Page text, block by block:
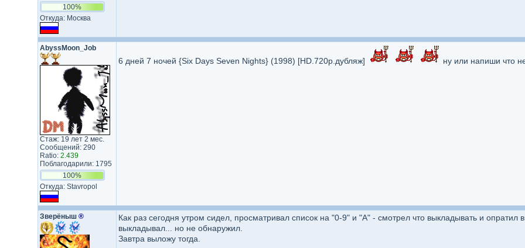
100%
Откуда: Москва
AbyssMoon_Job
Стаж: 19 лет 2 мес.
Сообщений: 290
Ratio: 2.439
Поблагодарили: 1795
100%
Откуда: Stavropol
6 дней 7 ночей {Six Days Seven Nights} (1998) [HD.720p.дубляж] ну или напиши что
Зверёныш ®
Как раз сегодня утром сидел, просматривал список на "0-9" и "А" - смотрел что выкладывать и
выкладывал... но не обнаружил.
Завтра выложу тогда.